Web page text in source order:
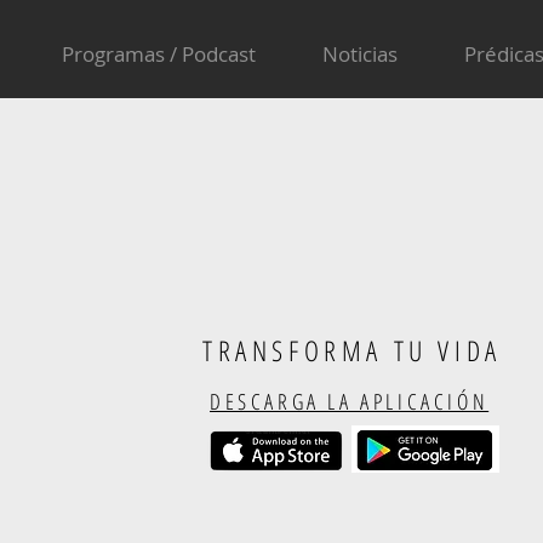
Programas / Podcast Noticias Prédicas
TRANSFORMA TU VIDA
DESCARGA LA APLICACIÓN